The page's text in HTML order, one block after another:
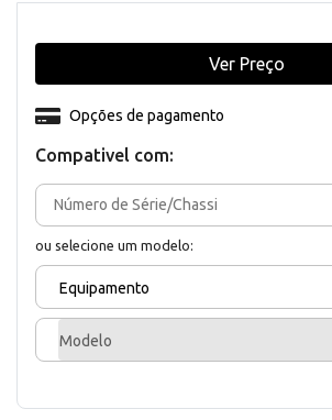
Compativel com:
ou selecione um modelo:
Equipamento
Modelo
Opções de pagamento
Ver Preço